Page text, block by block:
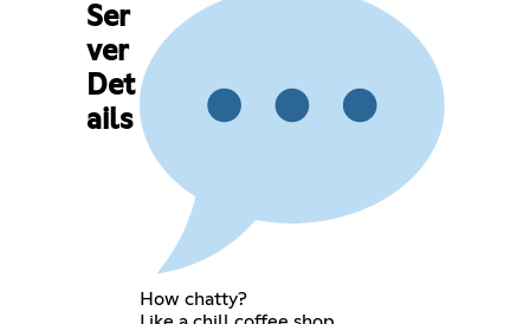
Ser
ver
Det
ails
How chatty?